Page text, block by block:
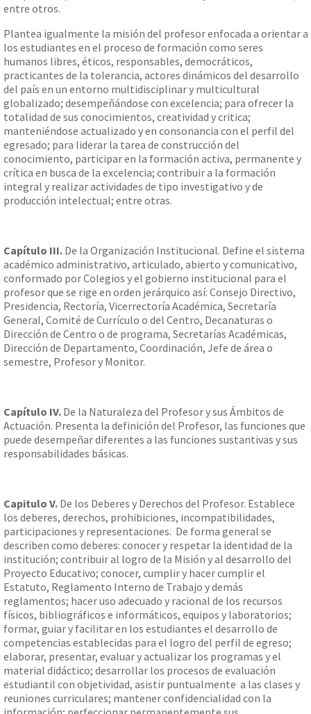
entre otros.
Plantea igualmente la misión del profesor enfocada a orientar a
los estudiantes en el proceso de formación como seres
humanos libres, éticos, responsables, democráticos,
practicantes de la tolerancia, actores dinámicos del desarrollo
del país en un entorno multidisciplinar y multicultural
globalizado; desempeñándose con excelencia; para ofrecer la
totalidad de sus conocimientos, creatividad y critica;
manteniéndose actualizado y en consonancia con el perfil del
egresado; para liderar la tarea de construcción del
conocimiento, participar en la formación activa, permanente y
crítica en busca de la excelencia; contribuir a la formación
integral y realizar actividades de tipo investigativo y de
producción intelectual; entre otras.
Capítulo III.De la Organización Institucional. Define el sistema
académico administrativo, articulado, abierto y comunicativo,
conformado por Colegios y el gobierno institucional para el
profesor que se rige en orden jerárquico así: Consejo Directivo,
Presidencia, Rectoría, Vicerrectoría Académica, Secretaría
General, Comité de Currículo o del Centro, Decanaturas o
Dirección de Centro o de programa, Secretarías Académicas,
Dirección de Departamento, Coordinación, Jefe de área o
semestre, Profesor y Monitor.
Capítulo IV.De la Naturaleza del Profesor y sus Ámbitos de
Actuación. Presenta la definición del Profesor, las funciones que
puede desempeñar diferentes a las funciones sustantivas y sus
responsabilidades básicas.
Capitulo V. De los Deberes y Derechos del Profesor. Establece
los deberes, derechos, prohibiciones, incompatibilidades,
participaciones y representaciones. De forma general se
describen como deberes: conocer y respetar la identidad de la
institución; contribuir al logro de la Misión y al desarrollo del
Proyecto Educativo; conocer, cumplir y hacer cumplir el
Estatuto, Reglamento Interno de Trabajo y demás
reglamentos; hacer uso adecuado y racional de los recursos
físicos, bibliográficos e informáticos, equipos y laboratorios;
formar, guiar y facilitar en los estudiantes el desarrollo de
competencias establecidas para el logro del perfil de egreso;
elaborar, presentar, evaluar y actualizar los programas y el
material didáctico; desarrollar los procesos de evaluación
estudiantil con objetividad, asistir puntualmente a las clases y
reuniones curriculares; mantener confidencialidad con la